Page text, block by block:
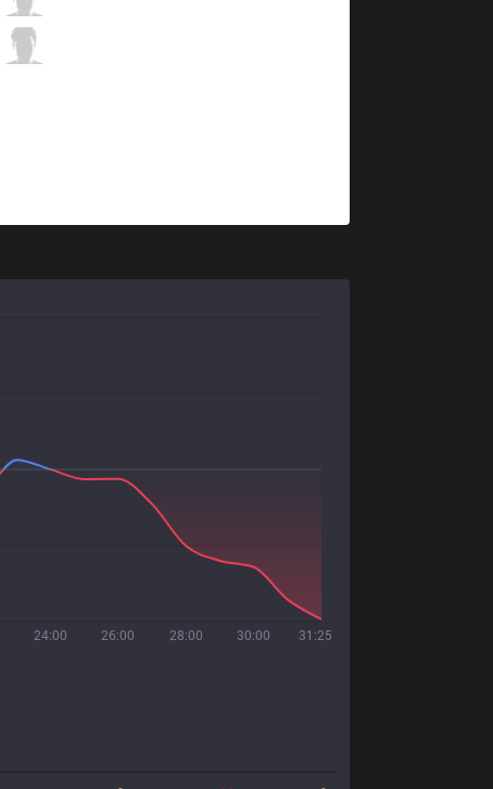
24:00 26:00 28:00 30:00 31:25